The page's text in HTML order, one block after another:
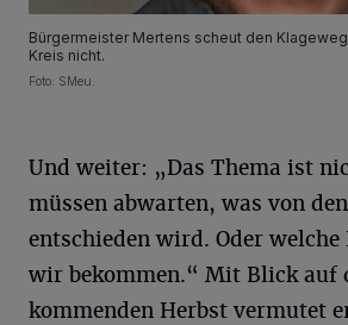
Bürgermeister Mertens scheut den
Kreis nicht.
Foto: SMeu.
Und weiter: „Das Thema ist
müssen abwarten, was von
entschieden wird. Oder
wir bekommen.“ Mit Blick auf
kommenden Herbst vermutet